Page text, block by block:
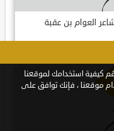
العوام بن عقبة
كيفية استخدامك لموقعنا
موقعنا ، فإنك توافق على